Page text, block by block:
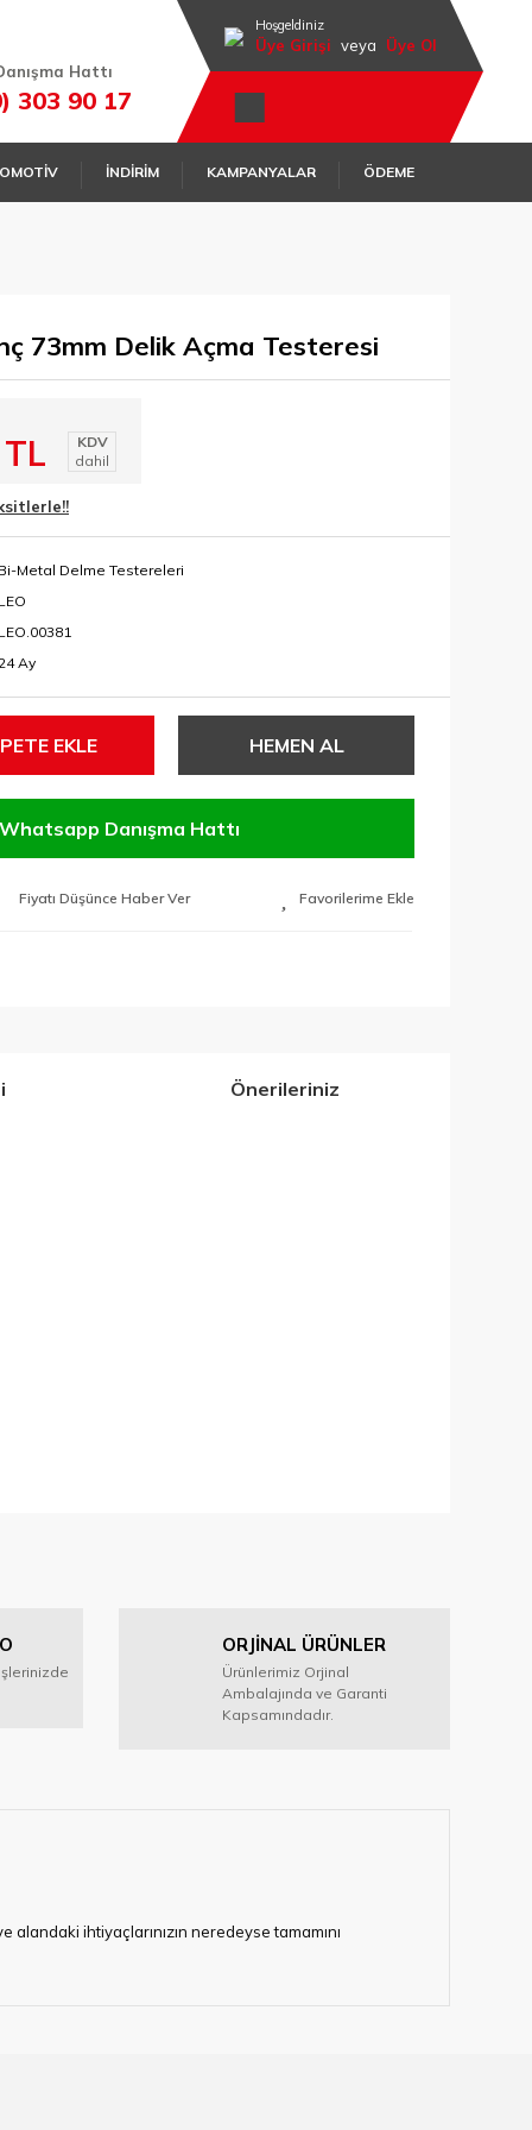
Hattı
303 90 17
Hoşgeldiniz
Üye Girişi veya Üye Ol
İNDİRİM KAMPANYALAR ÖDEME
73mm Delik Açma Testeresi
KDV
dahil
Metal Delme Testereleri
Ay
EKLE HEMEN AL
Whatsapp Danışma Hattı
Fiyatı Düşünce Haber Ver
Önerileriniz
ORJİNAL ÜRÜNLER
Ürünlerimiz Orjinal
Ambalajında ve Garanti
Kapsamındadır.
ihtiyaçlarınızın neredeyse tamamını